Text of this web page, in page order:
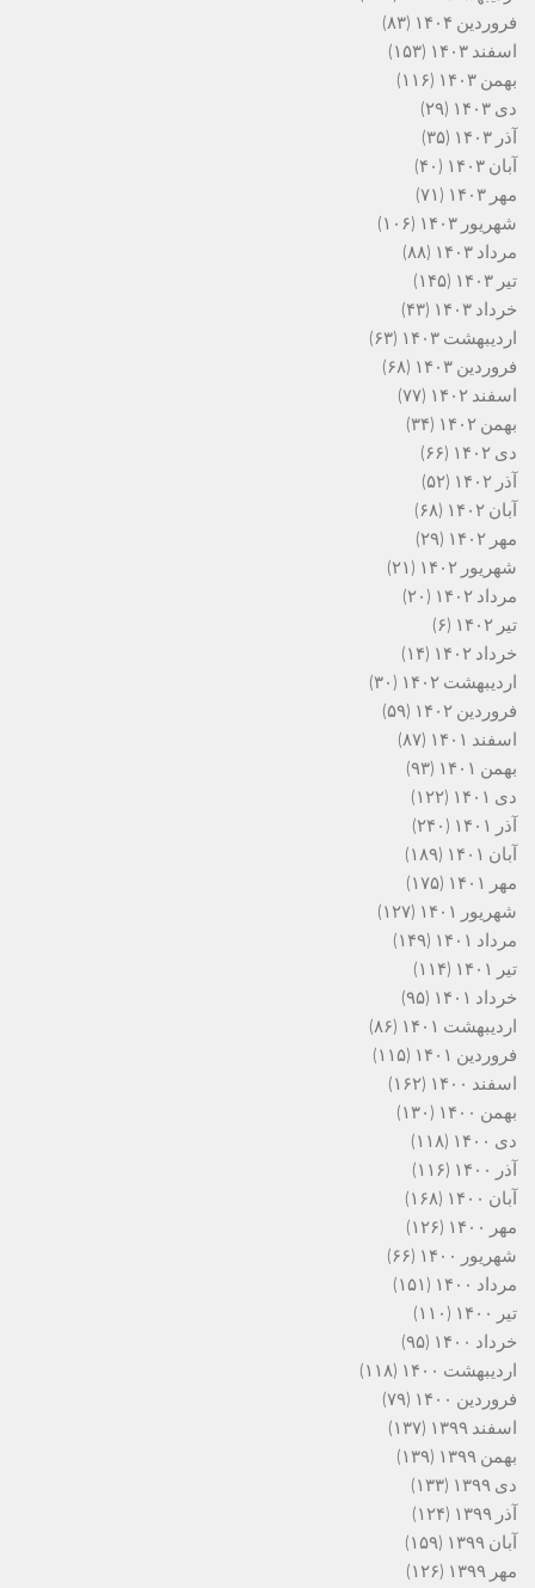
فروردین ۱۴۰۴
(۸۳)
اسفند ۱۴۰۳
(۱۵۳)
بهمن ۱۴۰۳
(۱۱۶)
دی ۱۴۰۳
(۲۹)
آذر ۱۴۰۳
(۳۵)
آبان ۱۴۰۳
(۴۰)
مهر ۱۴۰۳
(۷۱)
شهریور ۱۴۰۳
(۱۰۶)
مرداد ۱۴۰۳
(۸۸)
تیر ۱۴۰۳
(۱۴۵)
خرداد ۱۴۰۳
(۴۳)
اردیبهشت ۱۴۰۳
(۶۳)
فروردین ۱۴۰۳
(۶۸)
اسفند ۱۴۰۲
(۷۷)
بهمن ۱۴۰۲
(۳۴)
دی ۱۴۰۲
(۶۶)
آذر ۱۴۰۲
(۵۲)
آبان ۱۴۰۲
(۶۸)
مهر ۱۴۰۲
(۲۹)
شهریور ۱۴۰۲
(۲۱)
مرداد ۱۴۰۲
(۲۰)
تیر ۱۴۰۲
(۶)
خرداد ۱۴۰۲
(۱۴)
اردیبهشت ۱۴۰۲
(۳۰)
فروردین ۱۴۰۲
(۵۹)
اسفند ۱۴۰۱
(۸۷)
بهمن ۱۴۰۱
(۹۳)
دی ۱۴۰۱
(۱۲۲)
آذر ۱۴۰۱
(۲۴۰)
آبان ۱۴۰۱
(۱۸۹)
مهر ۱۴۰۱
(۱۷۵)
شهریور ۱۴۰۱
(۱۲۷)
مرداد ۱۴۰۱
(۱۴۹)
تیر ۱۴۰۱
(۱۱۴)
خرداد ۱۴۰۱
(۹۵)
اردیبهشت ۱۴۰۱
(۸۶)
فروردین ۱۴۰۱
(۱۱۵)
اسفند ۱۴۰۰
(۱۶۲)
بهمن ۱۴۰۰
(۱۳۰)
دی ۱۴۰۰
(۱۱۸)
آذر ۱۴۰۰
(۱۱۶)
آبان ۱۴۰۰
(۱۶۸)
مهر ۱۴۰۰
(۱۲۶)
شهریور ۱۴۰۰
(۶۶)
مرداد ۱۴۰۰
(۱۵۱)
تیر ۱۴۰۰
(۱۱۰)
خرداد ۱۴۰۰
(۹۵)
اردیبهشت ۱۴۰۰
(۱۱۸)
فروردین ۱۴۰۰
(۷۹)
اسفند ۱۳۹۹
(۱۳۷)
بهمن ۱۳۹۹
(۱۳۹)
دی ۱۳۹۹
(۱۳۳)
آذر ۱۳۹۹
(۱۲۴)
آبان ۱۳۹۹
(۱۵۹)
مهر ۱۳۹۹
(۱۲۶)